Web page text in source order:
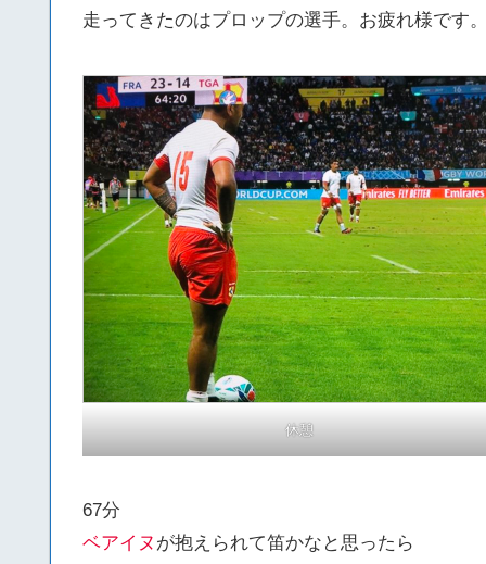
走ってきたのはプロップの選手。お疲れ様です
休憩
67分
ベアイヌ が抱えられて笛かなと思ったら